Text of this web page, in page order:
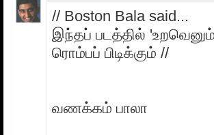
// Boston Bala said...
இந்தப் படத்தில்
ரொம்பப் பிடிக்கும் //
வணக்கம் பாலா